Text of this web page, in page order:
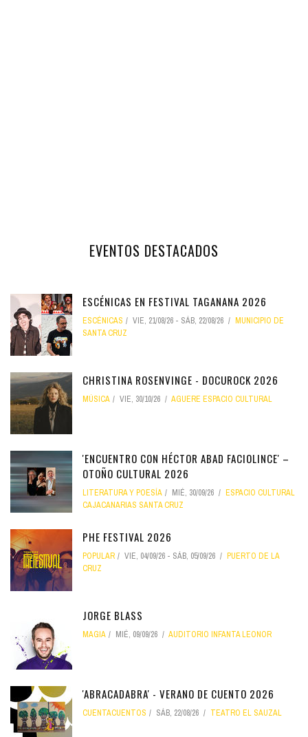
EVENTOS DESTACADOS
ESCÉNICAS EN FESTIVAL TAGANANA 2026
ESCÉNICAS VIE, 21/08/26 - SÁB, 22/08/26
MUNICIPIO DE
SANTA CRUZ
CHRISTINA ROSENVINGE - DOCUROCK 2026
MÚSICA VIE, 30/10/26 AGUERE ESPACIO CULTURAL
'ENCUENTRO CON HÉCTOR ABAD FACIOLINCE' –
OTOÑO CULTURAL 2026
LITERATURA Y POESÍA MIÉ, 30/09/26
ESPACIO CULTURAL
CAJACANARIAS SANTA CRUZ
PHE FESTIVAL 2026
POPULAR VIE, 04/09/26 - SÁB, 05/09/26
PUERTO DE LA
CRUZ
JORGE BLASS
MAGIA MIÉ, 09/09/26 AUDITORIO INFANTA LEONOR
'ABRACADABRA' - VERANO DE CUENTO 2026
CUENTACUENTOS SÁB, 22/08/26 TEATRO EL SAUZAL